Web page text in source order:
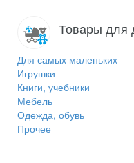
Товары для
Для самых маленьких
Игрушки
Книги, учебники
Мебель
Одежда, обувь
Прочее